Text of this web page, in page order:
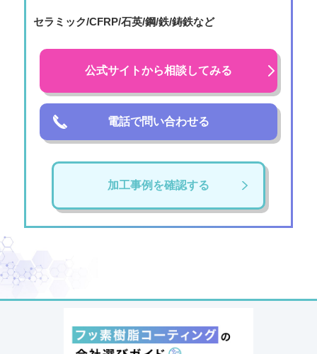
セラミック/CFRP/石英/鋼/鉄/鋳鉄など
公式サイトから相談してみる
電話で問い合わせる
加工事例を確認する